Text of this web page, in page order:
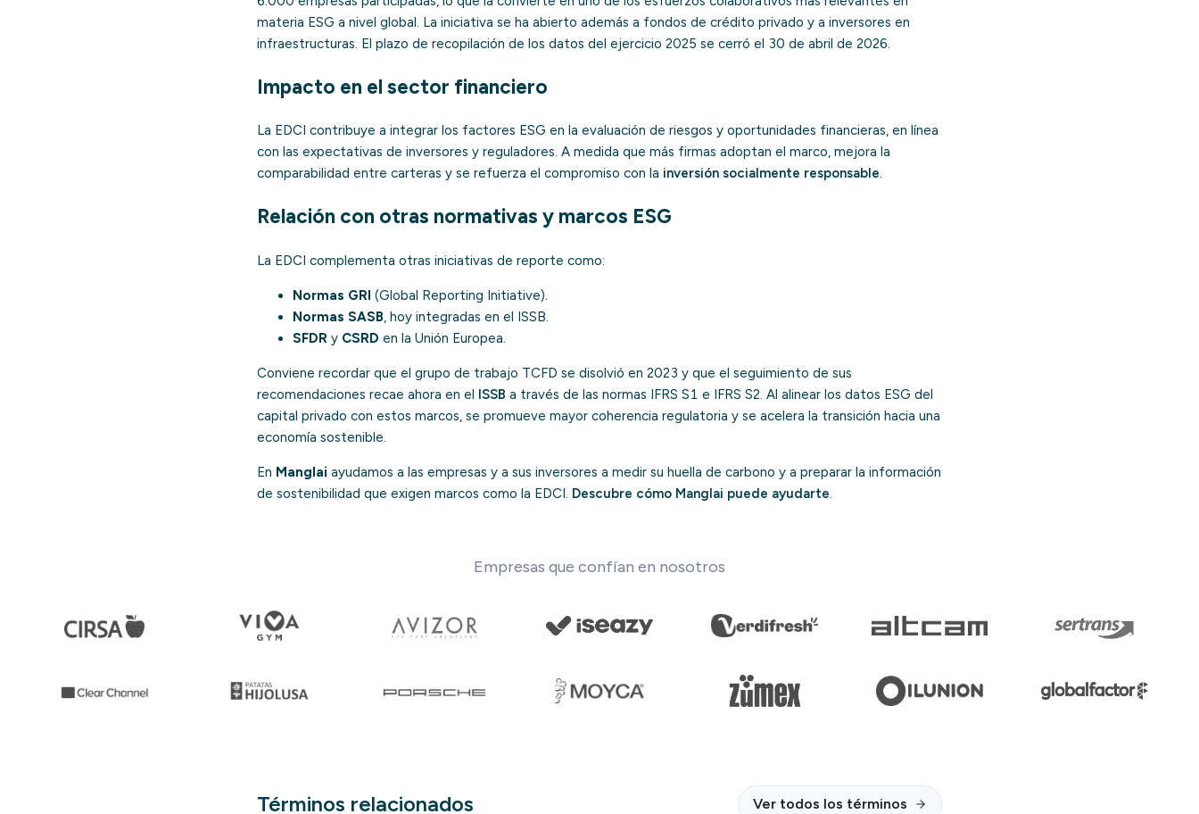
materia ESG a nivel global. La iniciativa se ha abierto además a fondos de crédito privado y a inversores en
infraestructuras. El plazo de recopilación de los datos del ejercicio 2025 se cerró el 30 de abril de 2026.
Impacto en el sector financiero
La EDCI contribuye a integrar los factores ESG en la evaluación de riesgos y oportunidades financieras, en línea
con las expectativas de inversores y reguladores. A medida que más firmas adoptan el marco, mejora la
comparabilidad entre carteras y se refuerza el compromiso con la inversión socialmente responsable.
Relación con otras normativas y marcos ESG
La EDCI complementa otras iniciativas de reporte como:
Normas GRI (Global Reporting Initiative).
Normas SASB, hoy integradas en el ISSB.
SFDR y CSRD en la Unión Europea.
Conviene recordar que el grupo de trabajo TCFD se disolvió en 2023 y que el seguimiento de sus
recomendaciones recae ahora en el ISSB a través de las normas IFRS S1 e IFRS S2. Al alinear los datos ESG del
capital privado con estos marcos, se promueve mayor coherencia regulatoria y se acelera la transición hacia una
economía sostenible.
En Manglai ayudamos a las empresas y a sus inversores a medir su huella de carbono y a preparar la información
de sostenibilidad que exigen marcos como la EDCI. Descubre cómo Manglai puede ayudarte.
Empresas que confían en nosotros
Términos relacionados Ver todos los términos